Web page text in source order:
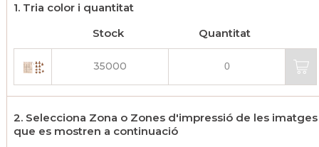
1. Tria color i quantitat
Stock
Quantitat
35000
2. Selecciona Zona o Zones d'impressió de les imatges
que es mostren a continuació